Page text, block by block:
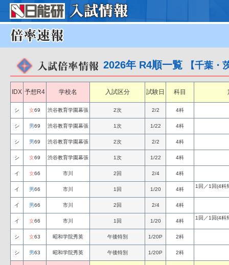
2026年 R4順一覧 【千葉・
IDX 予想R4 学校名 入試区分 試験日 科目
シ 女69 渋谷教育学園幕張 2次 2/2 4科
シ 男69 渋谷教育学園幕張 1次 1/22 4科
シ 男69 渋谷教育学園幕張 2次 2/2 4科
シ 女69 渋谷教育学園幕張 1次 1/22 4科
イ 女66 市川 2回 2/4 4科
イ 男66 市川 1回 1/20 4科
1回／1回(4科
イ 男66 市川 2回 2/4 4科
イ 女66 市川 1回 1/20 4科
1回／1回(4科
シ 女63 昭和学院秀英 午後特別 1/20P 2科
シ 男63 昭和学院秀英 午後特別 1/20P 2科